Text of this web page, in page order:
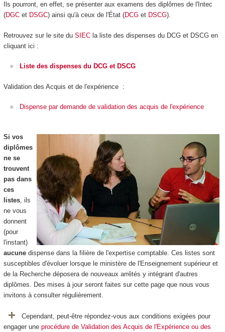
Ils pourront, en effet, se présenter aux examens des diplômes de l'Intec
(DGCet DSGC) ainsi qu'à ceux de l'État (DCGet DSCG).
Retrouvez sur le site du SIECla liste des dispenses du DCG et DSCG en
cliquant ici :
Liste des dispenses du DCG et DSCG
Validation des Acquis et de l'expérience :
Dispense par demande de validation des acquis de l'expérience
Si vos
diplômes
ne se
trouvent
pas dans
ces
listes, ils
ne vous
donnent
(pour
l'instant)
aucunedispense dans la filière de l'expertise comptable. Ces listes sont
susceptibles d'évoluer lorsque le ministère de l'Enseignement supérieur et
de la Recherche déposera de nouveaux arrêtés y intégrant d'autres
diplômes. Des mises à jour seront faites sur cette page que nous vous
invitons à consulter régulièrement.
Cependant, peut-être répondez-vous aux conditions exigées pour
engager une procédure de Validation des Acquis de l'Expérience ou des